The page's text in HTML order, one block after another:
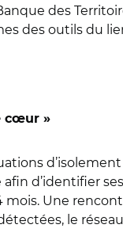
des
des outils du
cœur »
d’identifier
Une
le